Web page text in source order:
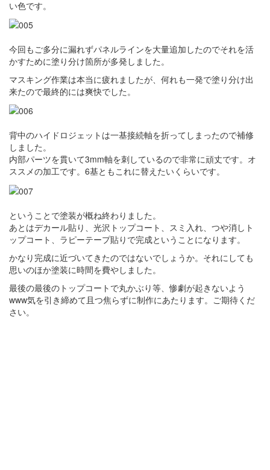
い色です。
今回もご多分に漏れずパネルラインを大量追加したのでそれを活
かすために塗り分け箇所が多発しました。
マスキング作業は本当に疲れましたが、何れも一発で塗り分け出
来たので最終的には爽快でした。
背中のハイドロジェットは一基接続軸を折ってしまったので補修
しました。
内部パーツを貫いて3mm軸を刺しているので非常に頑丈です。オ
ススメの加工です。6基ともこれに替えたいくらいです。
ということで塗装が概ね終わりました。
あとはデカール貼り、光沢トップコート、スミ入れ、つや消しト
ップコート、ラピーテープ貼りで完成ということになります。
かなり完成に近づいてきたのではないでしょうか。それにしても
思いのほか塗装に時間を費やしました。
最後の最後のトップコートで丸かぶり等、惨劇が起きないよう
www気を引き締めて且つ焦らずに制作にあたります。ご期待くだ
さい。